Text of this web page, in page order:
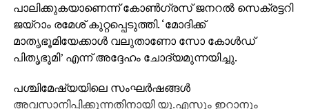
പാലിക്കുകയാണെന്ന് കോണ്‍ഗ്രസ് ജനറല്‍ സെക്രട്ടറി
ജയ്റാം രമേശ് കുറ്റപ്പെടുത്തി. ‘മോദിക്ക്
മാതൃഭൂമിയേക്കാള്‍ വലുതാണോ സോ കോള്‍ഡ്
പിതൃഭൂമി’ എന്ന് അദ്ദേഹം ചോദ്യമുന്നയിച്ചു.
പശ്ചിമേഷ്യയിലെ സംഘര്‍ഷങ്ങള്‍
അവസാനിപ്പിക്കുന്നതിനായി യു.എസും ഇറാനും